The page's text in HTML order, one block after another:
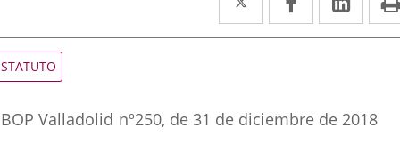
a
externa.
a
externa.
a
BOP Valladolid nº250, de 31 de diciembre de 2018